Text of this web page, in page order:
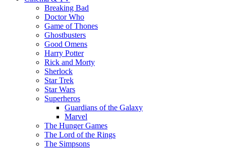
Breaking Bad
Doctor Who
Game of Thones
Ghostbusters
Good Omens
Harry Potter
Rick and Morty
Sherlock
Star Trek
Star Wars
Superheros
Guardians of the Galaxy
Marvel
The Hunger Games
The Lord of the Rings
The Simpsons